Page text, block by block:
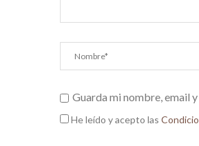
Guarda mi nombre, email
He leído y acepto las